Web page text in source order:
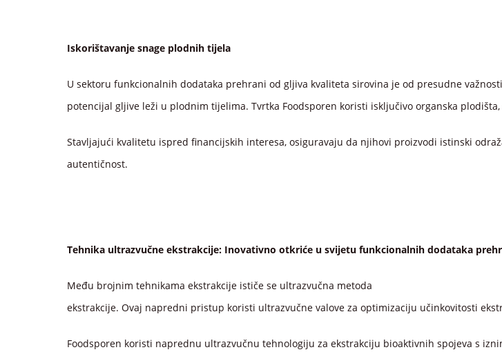
Iskorištavanje snage plodnih tijela
U sektoru funkcionalnih dodataka prehrani od gljiva kvaliteta sirovina je od presudne
potencijal gljive leži u plodnim tijelima. Tvrtka Foodsporen koristi isključivo organska
Stavljajući kvalitetu ispred financijskih interesa, osiguravaju da njihovi proizvodi istinski
autentičnost.
Tehnika ultrazvučne ekstrakcije: Inovativno otkriće u svijetu funkcionalnih dodataka
Među brojnim tehnikama ekstrakcije ističe se ultrazvučna metoda
ekstrakcije. Ovaj napredni pristup koristi ultrazvučne valove za optimizaciju učinkovitosti
Foodsporen koristi naprednu ultrazvučnu tehnologiju za ekstrakciju bioaktivnih spojeva s